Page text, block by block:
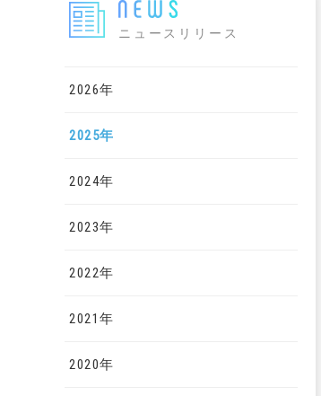
ニュースリリース
2026年
2025年
2024年
2023年
2022年
2021年
2020年